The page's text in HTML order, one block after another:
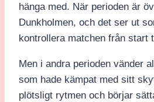
hänga med. När perioden är
Dunkholmen, och det ser ut
kontrollera matchen från start
Men i andra perioden vänder
som hade kämpat med sitt
plötsligt rytmen och börjar